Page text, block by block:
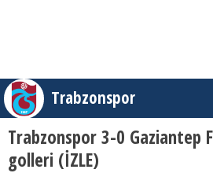
Trabzonspor
Trabzonspor 3-0 Gaziantep
golleri (İZLE)